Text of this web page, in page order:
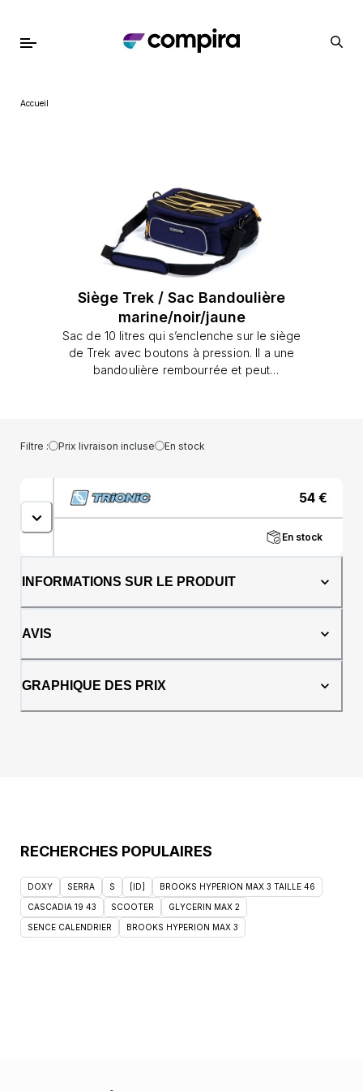
Accueil
Siège Trek / Sac Bandoulière
marine/noir/jaune
Sac de 10 litres qui s’enclenche sur le siège
de Trek avec boutons à pression. Il a une
bandoulière rembourrée et peut
contenir votre appareil photo, vos objets de
valeur et une bouteille d’eau ou un thermos.
deux poches en maille permettent un accès
rapide aux plus petits objets. Fait de
polyester 600D imperméable et durable.
Filtre : Prix livraison incluse En stock
54 €
En stock
INFORMATIONS SUR LE PRODUIT
AVIS
GRAPHIQUE DES PRIX
RECHERCHES POPULAIRES
DOXY SERRA S [ID] BROOKS HYPERION MAX 3 TAILLE 46
CASCADIA 19 43 SCOOTER GLYCERIN MAX 2
SENCE CALENDRIER BROOKS HYPERION MAX 3